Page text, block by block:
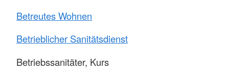
Betreutes Wohnen
Betrieblicher Sanitätsdienst
Betriebssanitäter, Kurs